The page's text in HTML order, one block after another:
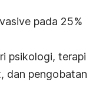
pada 25%
psikologi, terapi
dan pengobatan